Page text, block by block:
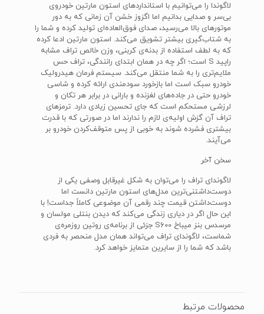
لاگوندا را می‌توانیم با استانداردهای استون مارتین خودروی
بی‌سر و صدایی بدانیم اما اگزوز خشن آن زمانی که به دور
موتورهای بالا می‌رسید، صدای فوق‌العاده‌ای تولید کرده و شما را
به شتاب‌گیری بیشتر تشویق می‌کند. استون مارتین ادعا کرده
که به لطف استفاده از بدنه‌ی کربنی، وزن خالص تراف مشابه
راپید S است؛ اگر چه در همان ابتدای رانندگی، تراف حس
ملایم‌تری را به شما منتقل می‌کند. سیستم فرمان هیدرولیک
خودرو سبک است اما بازخورد سودمندی ارائه کرده و شاسی
خودرو حتی در جاده‌های لغزنده و بارانی در برابر هر تکان و
لرزشی مستحکم است که جای تحسین زیادی دارد. ترمزهای
تراف آن گزش اولیه‌ی لازم را ندارند اما در صورتی که با قدرت
بیشتری فشرده شوند به خوبی از پس متوقف‌کردن خودرو بر
می‌آیند.
سخن آخر
لاگوندای تراف را می‌توان به شکل غیرقابل وصفی یکی از
دوست‌داشتنی‌ترین مدل‌های استون مارتین دانست اما
دوست‌داشتن قیمت چند رقمی آن موضوعی کاملاً جداست! با
این حال اگر در دیاری زندگی می‌کند که دیدن بنتلی مولسان و
مرسدس بنز میباخ S600 جزئی از برنامه‌ی روتین روزمره‌ی
شماست، لاگوندای تراف می‌تواند همان مدل منحصر به فردی
باشد که شما را از سایرین متمایز خواهد کرد.
محصولات مرتبط